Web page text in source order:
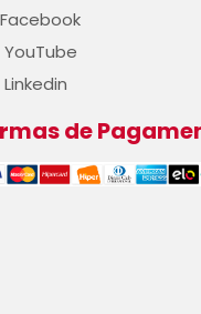
Facebook
YouTube
Linkedin
de